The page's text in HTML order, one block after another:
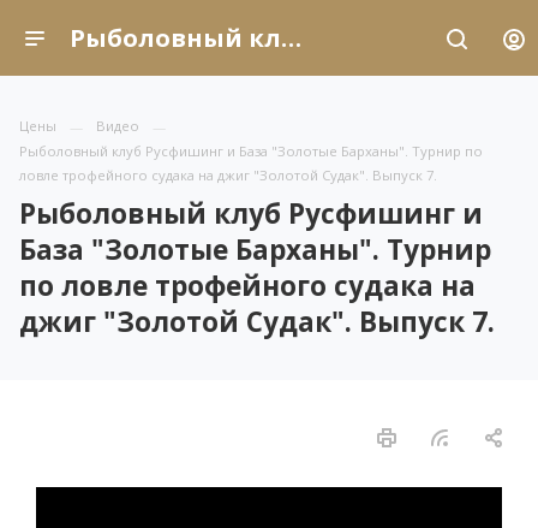
Рыболовный клуб Русфишинг и База "Золотые Барханы". Турнир по ловле трофейного судака на джиг "Золотой Судак". Выпуск 7.
Цены
Видео
Рыболовный клуб Русфишинг и База "Золотые Барханы". Турнир по
ловле трофейного судака на джиг "Золотой Судак". Выпуск 7.
Рыболовный клуб Русфишинг и
База "Золотые Барханы". Турнир
по ловле трофейного судака на
джиг "Золотой Судак". Выпуск 7.